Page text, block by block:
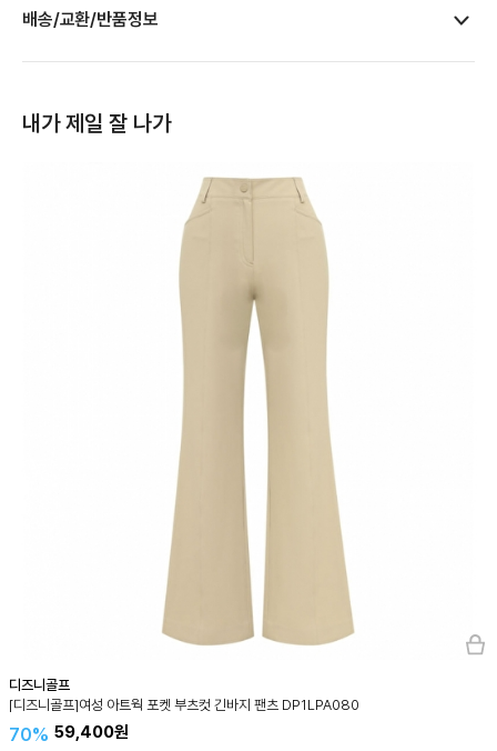
배송/교환/반품정보
내가 제일 잘 나가
디즈니골프
[디즈니골프]여성 아트웍 포켓 부츠컷 긴바지 팬츠 DP1LPA080
70% 59,400원